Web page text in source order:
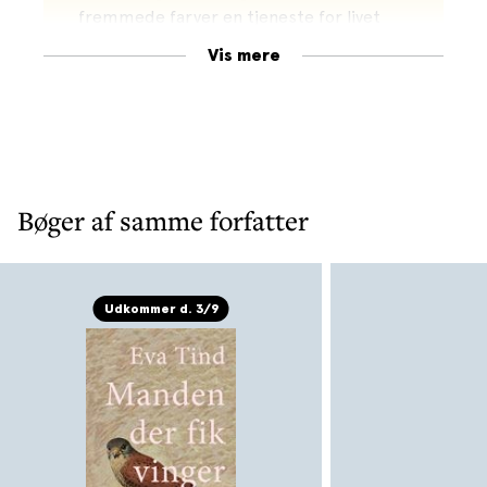
fremmede farver en tjeneste for livet
ved at lukke dem ind i det danske
Vis mere
Bøger af samme forfatter
Udkommer d. 3/9